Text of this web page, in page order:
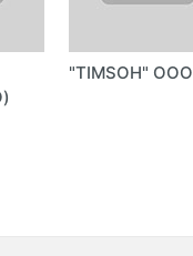
"TIMSOH" ООО